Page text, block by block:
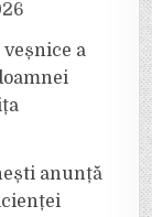
a
anunță